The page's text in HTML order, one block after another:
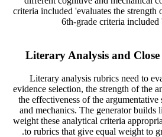
criteria included 'evaluates the strength
6th-grade criteria included
Literary Analysis and
Literary analysis rubrics need to
evidence selection, the strength of the
the effectiveness of the
and mechanics. The generator builds
weight these analytical criteria
to rubrics that give equal weight to